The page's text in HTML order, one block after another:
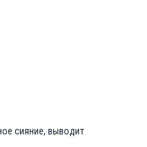
сияние, выводит